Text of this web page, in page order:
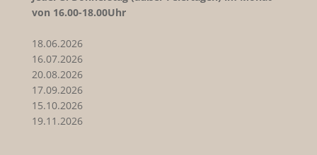
von 16.00-18.00Uhr
18.06.2026
16.07.2026
20.08.2026
17.09.2026
15.10.2026
19.11.2026